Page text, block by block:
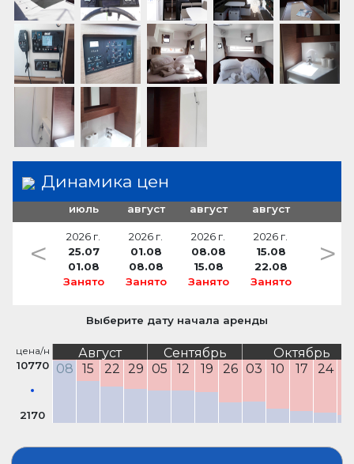
платформа для купания
утка для шпрингов
навесной тент
Динамика цен
июль
2026 г.
25.07
01.08
Занято
август
2026 г.
01.08
08.08
Занято
август
2026 г.
08.08
15.08
Занято
август
2026 г.
15.08
22.08
Занято
< >
Выберите дату начала аренды
цена/н
10770
2170
Август Сентябрь
Октябрь
08
15 22 29 05 12 19 26 03 10 17 24